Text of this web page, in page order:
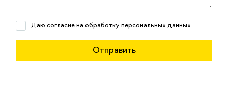
Даю согласие на обработку персональных данных